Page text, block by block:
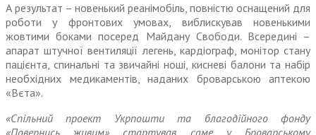
А результат – новенький реанімобіль, повністю оснащений для
роботи у фронтових умовах, виблискував новенькими
жовтими боками посеред Майдану Свободи. Всередині –
апарат штучної вентиляції легень, кардіограф, монітор стану
пацієнта, спинальні та звичайні ноші, кисневі балони та набір
необхідних медикаментів, наданих броварською аптекою
«Вєта».
«Спільний проект Укрпошти та благодійного фонду